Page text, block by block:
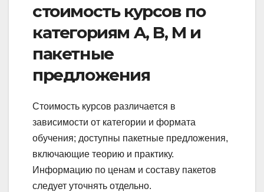
стоимость курсов по
категориям A, B, M и
пакетные
предложения
Стоимость курсов различается в
зависимости от категории и формата
обучения; доступны пакетные предложения,
включающие теорию и практику.
Информацию по ценам и составу пакетов
следует уточнять отдельно.